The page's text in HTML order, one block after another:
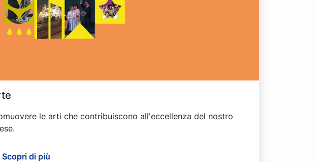
le arti che contribuiscono all'eccellenza del nostro
Scopri di più